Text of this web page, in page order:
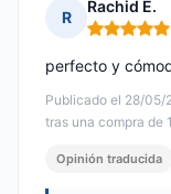
R
Rachid E.
Nota: 5 de 5
Publicado el 28/05/
tras una compra de
perfecto y
Opinión traducida